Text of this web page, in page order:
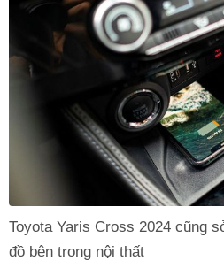
Toyota Yaris Cross 2024 cũng
đồ bên trong nội thất